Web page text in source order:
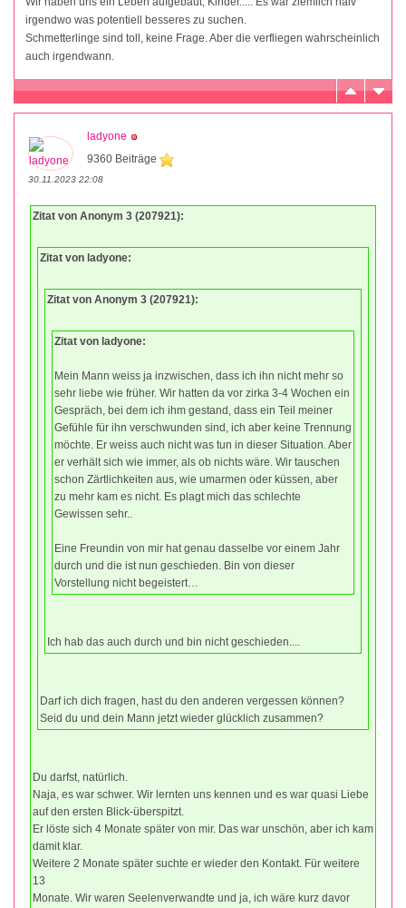
irgendwo was potentiell besseres zu suchen.
Schmetterlinge sind toll, keine Frage. Aber die verfliegen wahrscheinlich
auch irgendwann.
ladyone
9360 Beiträge
30.11.2023 22:08
Zitat von Anonym 3 (207921):
Zitat von ladyone:
Zitat von Anonym 3 (207921):
Zitat von ladyone:
Mein Mann weiss ja inzwischen, dass ich ihn nicht mehr so
sehr liebe wie früher. Wir hatten da vor zirka 3-4 Wochen ein
Gespräch, bei dem ich ihm gestand, dass ein Teil meiner
Gefühle für ihn verschwunden sind, ich aber keine Trennung
möchte. Er weiss auch nicht was tun in dieser Situation. Aber
er verhält sich wie immer, als ob nichts wäre. Wir tauschen
schon Zärtlichkeiten aus, wie umarmen oder küssen, aber
zu mehr kam es nicht. Es plagt mich das schlechte
Gewissen sehr..
Eine Freundin von mir hat genau dasselbe vor einem Jahr
durch und die ist nun geschieden. Bin von dieser
Vorstellung nicht begeistert…
Ich hab das auch durch und bin nicht geschieden....
Darf ich dich fragen, hast du den anderen vergessen können?
Seid du und dein Mann jetzt wieder glücklich zusammen?
Du darfst, natürlich.
Naja, es war schwer. Wir lernten uns kennen und es war quasi Liebe
auf den ersten Blick-überspitzt.
Er löste sich 4 Monate später von mir. Das war unschön, aber ich kam
damit klar.
Weitere 2 Monate später suchte er wieder den Kontakt. Für weitere
13
Monate. Wir waren Seelenverwandte und ja, ich wäre kurz davor